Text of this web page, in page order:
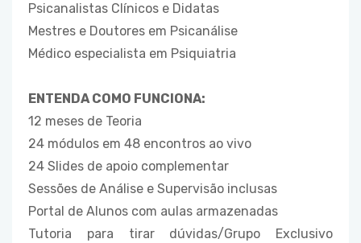
Psicanalistas Clínicos e Didatas
Mestres e Doutores em Psicanálise
Médico especialista em Psiquiatria
ENTENDA COMO FUNCIONA:
12 meses de Teoria
24 módulos em 48 encontros ao vivo
24 Slides de apoio complementar
Sessões de Análise e Supervisão inclusas
Portal de Alunos com aulas armazenadas
Tutoria para tirar dúvidas/Grupo Exclusivo